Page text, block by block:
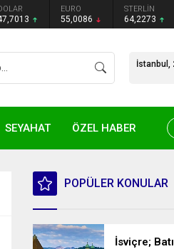
EURO
55,0086
STERLİN
64,2273
İstanbul,
SEYAHAT ÖZEL HABER
POPÜLER KONULAR
İsviçre;